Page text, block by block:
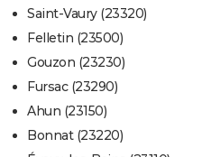
Saint-Vaury (23320)
Felletin (23500)
Gouzon (23230)
Fursac (23290)
Ahun (23150)
Bonnat (23220)